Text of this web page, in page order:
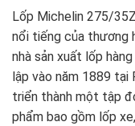
Lốp Michelin 275/
nổi tiếng của thương
nhà sản xuất lốp
lập vào năm 1889 tại
triển thành một tập
phẩm bao gồm lốp